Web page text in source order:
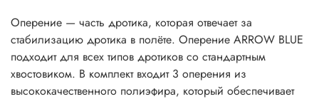
Оперение — часть дротика, которая отвечает за
стабилизацию дротика в полёте. Оперение ARROW BLUE
подходит для всех типов дротиков со стандартным
хвостовиком. В комплект входит 3 оперения из
высококачественного полиэфира, который обеспечивает